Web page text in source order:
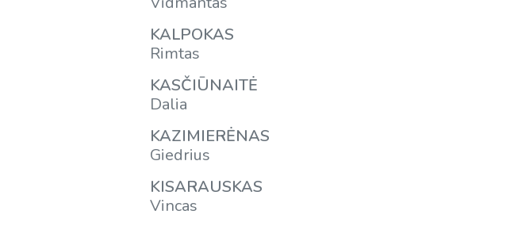
KALPOKAS
Rimtas
KASČIŪNAITĖ
Dalia
KAZIMIERĖNAS
Giedrius
KISARAUSKAS
Vincas